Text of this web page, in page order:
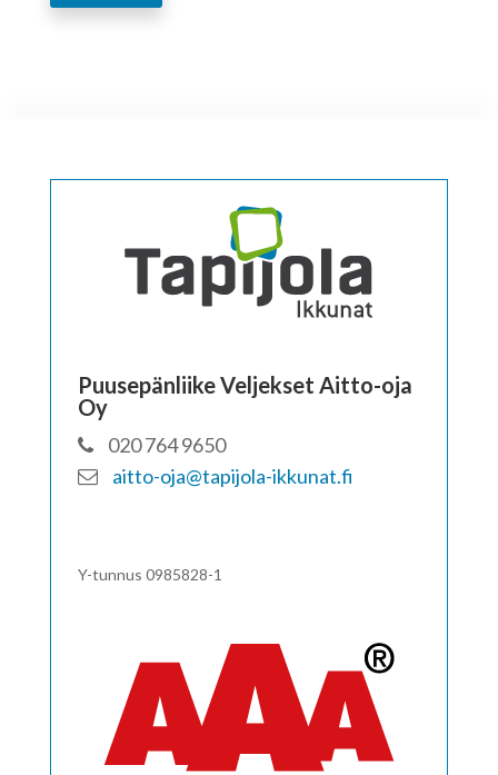
Puusepänliike Veljekset Aitto-oja
Oy
020 764 9650
aitto-oja@tapijola-ikkunat.fi
Y-tunnus 0985828-1